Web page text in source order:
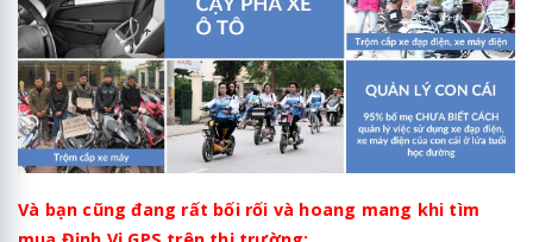
Và bạn cũng đang rất bối rối và hoang mang khi tìm